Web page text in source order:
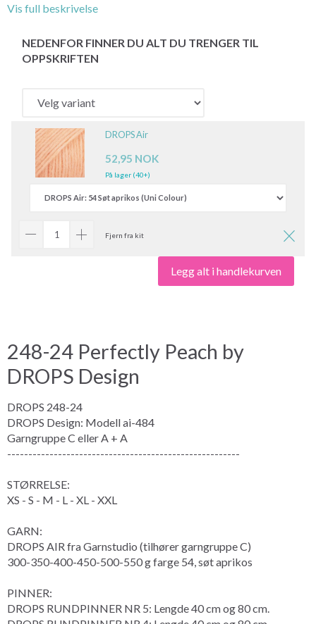
Vis full beskrivelse
NEDENFOR FINNER DU ALT DU TRENGER TIL
OPPSKRIFTEN
DROPS Air
52,95 NOK
På lager (40+)
Fjern fra kit
Legg alt i handlekurven
248-24 Perfectly Peach by
DROPS Design
DROPS 248-24
DROPS Design: Modell ai-484
GarngruppeC eller A + A
-------------------------------------------------------
STØRRELSE:
XS - S - M - L - XL - XXL
GARN:
DROPS AIR fra Garnstudio (tilhører garngruppe C)
300-350-400-450-500-550 g farge 54, søt aprikos
PINNER:
DROPS RUNDPINNER NR 5: Lengde 40 cm og 80 cm.